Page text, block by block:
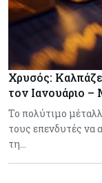
Χρυσός:
τον Ιανουάριο
Το πολύτιμο
τους επενδυτές να
τη…